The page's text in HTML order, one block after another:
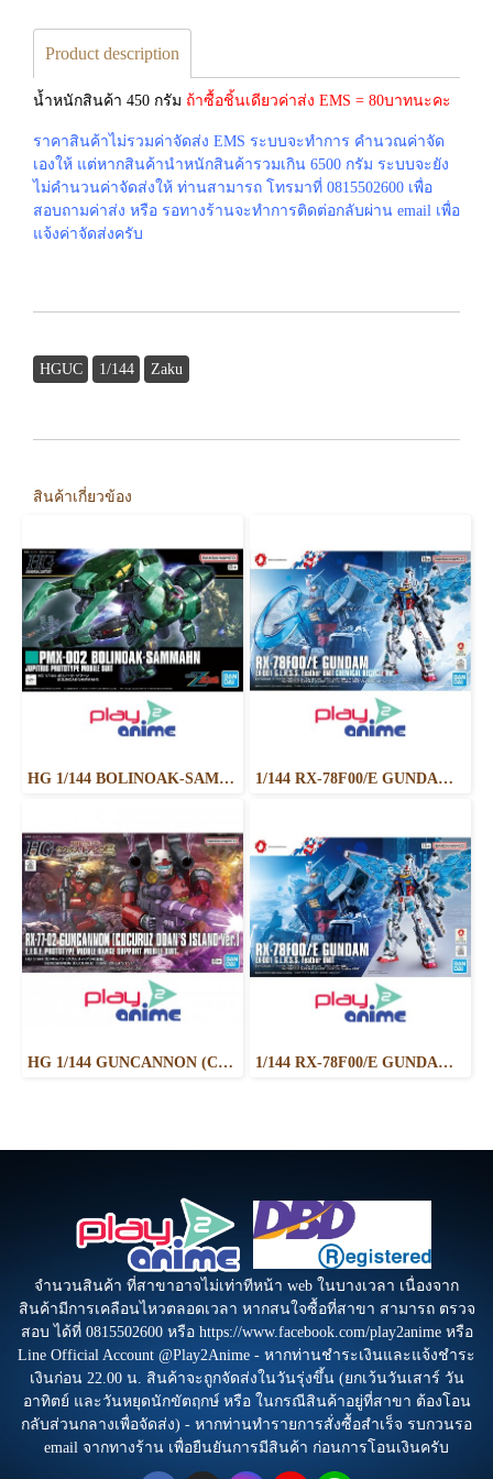
Product description
น้ำหนักสินค้า 450 กรัม ถ้าซื้อชิ้นเดียวค่าส่ง EMS = 80บาทนะคะ
ราคาสินค้าไม่รวมค่าจัดส่ง EMS ระบบจะทำการ คำนวณค่าจัด
เองให้ แต่หากสินค้านำหนักสินค้ารวมเกิน 6500 กรัม ระบบจะยัง
ไม่คำนวนค่าจัดส่งให้ ท่านสามารถ โทรมาที่ 0815502600 เพื่อ
สอบถามค่าส่ง หรือ รอทางร้านจะทำการติดต่อกลับผ่าน email เพื่อ
แจ้งค่าจัดส่งครับ
HGUC 1/144 Zaku
สินค้าเกี่ยวข้อง
HG 1/144 BOLINOAK-SAMMAHN 1/144 RX-78F00/E GUNDAM (EX-001 G.L.R.S.S. Feather UNIT) CHEMICAL RECYCLE Ver.
HG 1/144 GUNCANNON (CUCURUZ DOAN’S ISLAND VER.) 1/144 RX-78F00/E GUNDAM （EX-001 G.L.R.S.S. Feather UNIT）
จำนวนสินค้า ที่สาขาอาจไม่เท่าทีหน้า web ในบางเวลา เนื่องจาก
สินค้ามีการเคลือนไหวตลอดเวลา หากสนใจซื้อที่สาขา สามารถ ตรวจ
สอบ ได้ที่ 0815502600 หรือ https://www.facebook.com/play2anime หรือ
Line Official Account @Play2Anime - หากท่านชำระเงินและแจ้งชำระ
เงินก่อน 22.00 น. สินค้าจะถูกจัดส่งในวันรุ่งขึ้น (ยกเว้นวันเสาร์ วัน
อาทิตย์ และวันหยุดนักขัตฤกษ์ หรือ ในกรณีสินค้าอยู่ที่สาขา ต้องโอน
กลับส่วนกลางเพื่อจัดส่ง) - หากท่านทำรายการสั่งซื้อสำเร็จ รบกวนรอ
email จากทางร้าน เพื่อยืนยันการมีสินค้า ก่อนการโอนเงินครับ